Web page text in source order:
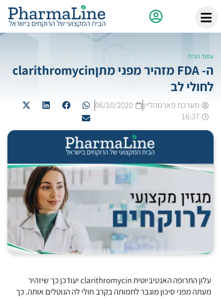
עמוד הבית
ה- FDA מזהיר מפני מתןclarithromycin
לחולי לב
מערכת פארמהליין
06/10/2020
16:37
עלון התרופה האנטיביוטית clarithromycin יעודכן כך שיזהיר
מעתה מפני סיכון מוגבר לתמותה בקרב חולי לה הנוטלים אותה. כך